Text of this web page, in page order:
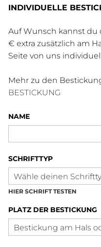
INDIVIDUELLE
Auf Wunsch kannst du
€ extra zusätzlich am
Seite von uns
Mehr zu den
BESTICKUNG
NAME
SCHRIFTTYP
HIER SCHRIFT TESTEN
PLATZ DER BESTICKUNG